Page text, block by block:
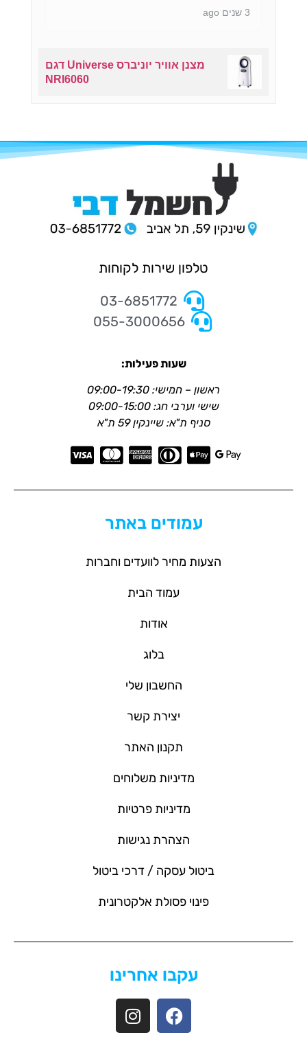
3 שנים ago
מצנן אוויר יוניברס Universe דגם
NRI6060
טלפון שירות לקוחות
03-6851772
055-3000656
שעות פעילות:
ראשון – חמישי: 09:00-19:30
שישי וערבי חג: 09:00-15:00
סניף ת"א: שיינקין 59 ת"א
עמודים באתר
הצעות מחיר לוועדים וחברות
עמוד הבית
אודות
בלוג
החשבון שלי
יצירת קשר
תקנון האתר
מדיניות משלוחים
מדיניות פרטיות
הצהרת נגישות
ביטול עסקה / דרכי ביטול
פינוי פסולת אלקטרונית
עקבו אחרינו